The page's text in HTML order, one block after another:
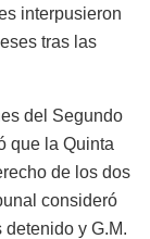
interpusieron
tras las
del Segundo
que la Quinta
de los dos
consideró
y G.M.